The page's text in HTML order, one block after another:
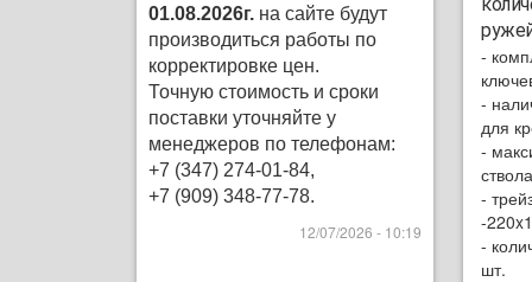
01.08.2026г. на сайте будут
производиться работы по
корректировке цен.
Точную стоимость и сроки
поставки уточняйте у
менеджеров по телефонам:
+7 (347) 274-01-84,
+7 (909) 348-77-78.
12/07/2026 - 10:19
-
-
для
-
-
-
-
шт.